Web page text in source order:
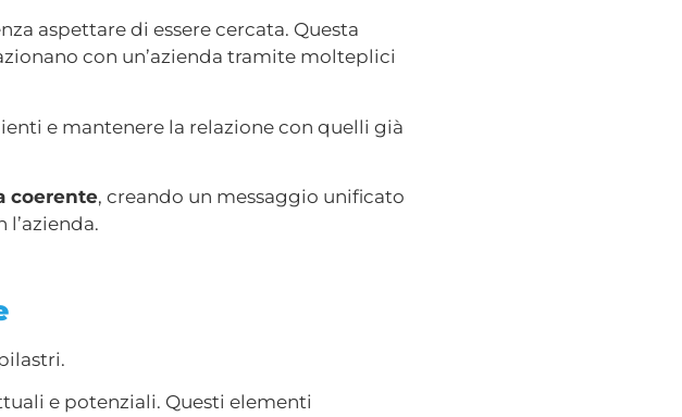
aspettare di essere cercata. Questa
con un’azienda tramite molteplici
e mantenere la relazione con quelli già
coerente, creando un messaggio unificato
e potenziali. Questi elementi